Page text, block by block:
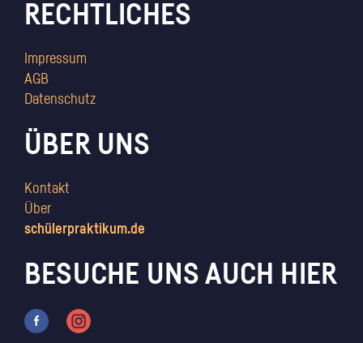
RECHTLICHES
Impressum
AGB
Datenschutz
ÜBER UNS
Kontakt
Über
schülerpraktikum.de
BESUCHE UNS AUCH HIER